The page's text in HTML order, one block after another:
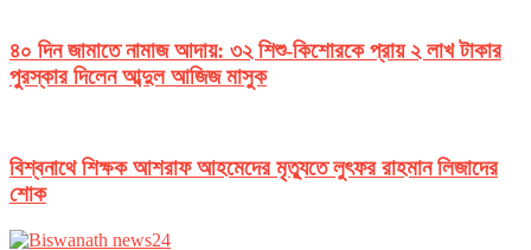
৪০ দিন জামাতে নামাজ আদায়: ৩২ শিশু-কিশোরকে প্রায় ২ লাখ টাকার
পুরস্কার দিলেন আব্দুল আজিজ মাসুক
বিশ্বনাথে শিক্ষক আশরাফ আহমেদের মৃত্যুতে লুৎফর রাহমান লিজাদের
শোক